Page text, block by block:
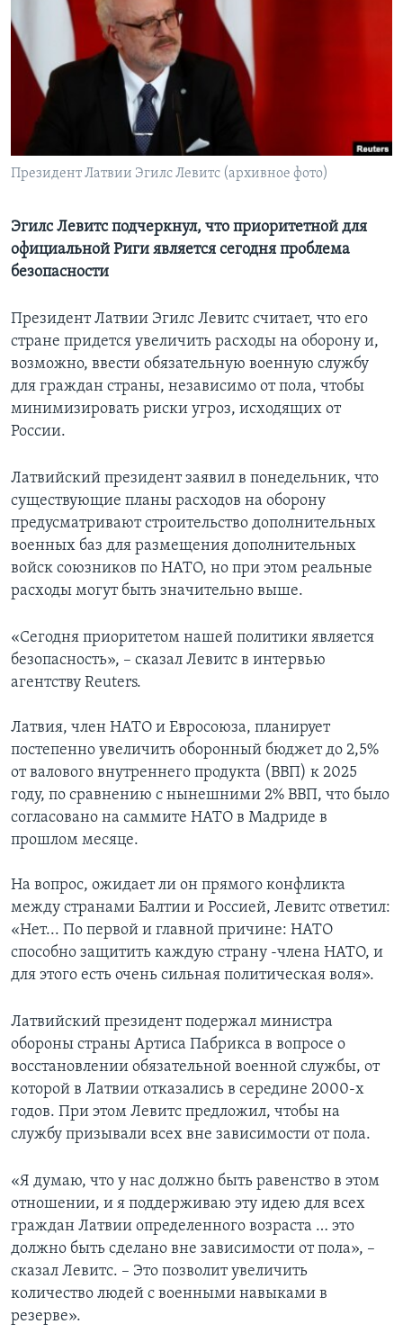
Learning English
СОЦИАЛЬНЫЕ СЕТИ
Президент Латвии Эгилс Левитс (архивное фото)
Эгилс Левитс подчеркнул, что приоритетной для
официальной Риги является сегодня проблема
безопасности
Президент Латвии Эгилс Левитс считает, что его
стране придется увеличить расходы на оборону и,
возможно, ввести обязательную военную службу
для граждан страны, независимо от пола, чтобы
минимизировать риски угроз, исходящих от
России.
Латвийский президент заявил в понедельник, что
существующие планы расходов на оборону
предусматривают строительство дополнительных
военных баз для размещения дополнительных
войск союзников по НАТО, но при этом реальные
расходы могут быть значительно выше.
«Сегодня приоритетом нашей политики является
безопасность», – сказал Левитс в интервью
агентству Reuters.
Латвия, член НАТО и Евросоюза, планирует
постепенно увеличить оборонный бюджет до 2,5%
от валового внутреннего продукта (ВВП) к 2025
году, по сравнению с нынешними 2% ВВП, что было
согласовано на саммите НАТО в Мадриде в
прошлом месяце.
На вопрос, ожидает ли он прямого конфликта
между странами Балтии и Россией, Левитс ответил:
«Нет... По первой и главной причине: НАТО
способно защитить каждую страну -члена НАТО, и
для этого есть очень сильная политическая воля».
Латвийский президент подержал министра
обороны страны Артиса Пабрикса в вопросе о
восстановлении обязательной военной службы, от
которой в Латвии отказались в середине 2000-х
годов. При этом Левитс предложил, чтобы на
службу призывали всех вне зависимости от пола.
«Я думаю, что у нас должно быть равенство в этом
отношении, и я поддерживаю эту идею для всех
граждан Латвии определенного возраста … это
должно быть сделано вне зависимости от пола», –
сказал Левитс. – Это позволит увеличить
количество людей с военными навыками в
резерве».